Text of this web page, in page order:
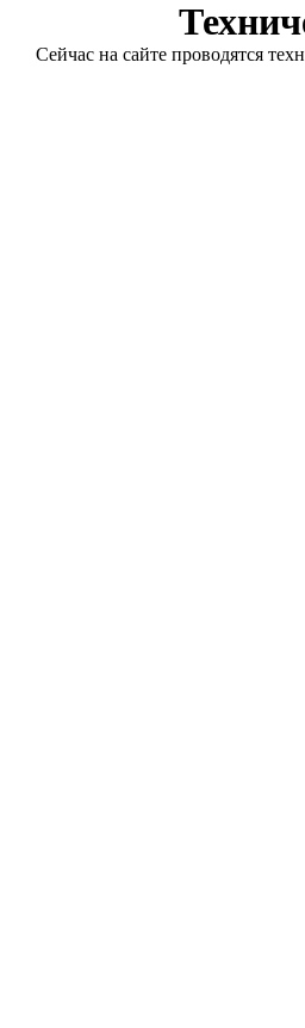
Сейчас на сайте проводятся